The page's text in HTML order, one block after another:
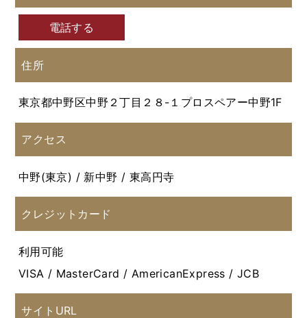
電話する
住所
東京都中野区中野２丁目２８-１プロスペアー中野1F
アクセス
中野(東京) / 新中野 / 東高円寺
クレジットカード
利用可能
VISA / MasterCard / AmericanExpress / JCB
サイトURL